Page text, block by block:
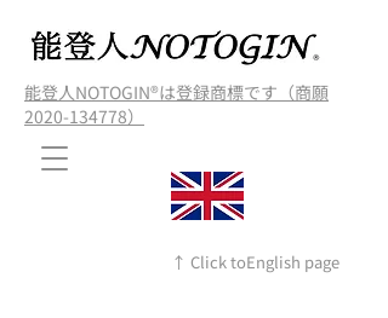
能登人NOTOGIN®️は登録商標です（商願
2020-134778）
↑ Click toEnglish page